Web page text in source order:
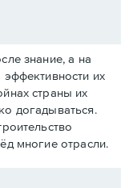
знание, а на
эффективности их
страны их
догадываться.
многие отрасли.